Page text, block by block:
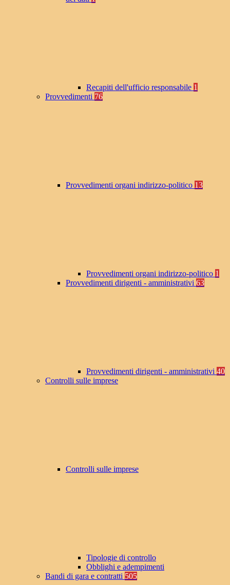
Recapiti dell'ufficio responsabile 1
Provvedimenti 76
Provvedimenti organi indirizzo-politico 13
Provvedimenti organi indirizzo-politico 1
Provvedimenti dirigenti - amministrativi 63
Provvedimenti dirigenti - amministrativi 40
Controlli sulle imprese
Controlli sulle imprese
Tipologie di controllo
Obblighi e adempimenti
Bandi di gara e contratti 505